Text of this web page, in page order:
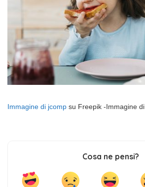
Immagine di jcomp su Freepik -Immagine di
Cosa ne pensi?